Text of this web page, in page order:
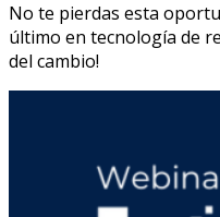
No te pierdas esta
último en tecnología de
del cambio!